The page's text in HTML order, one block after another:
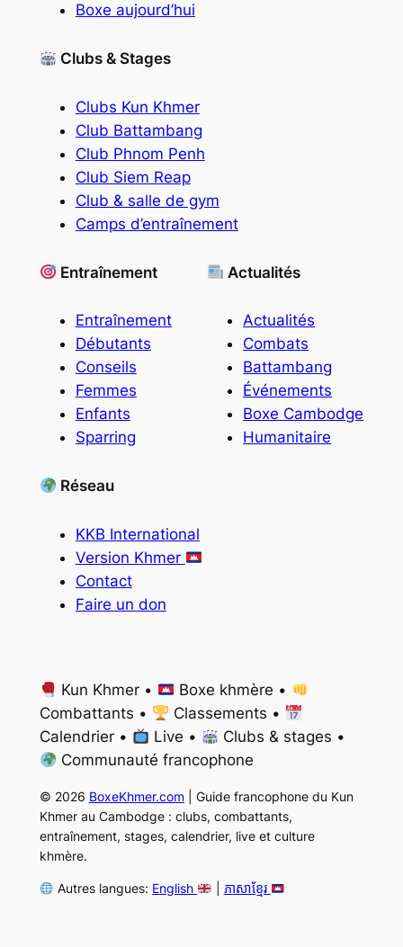
Boxe aujourd’hui
Clubs & Stages
Clubs Kun Khmer
Club Battambang
Club Phnom Penh
Club Siem Reap
Club & salle de gym
Camps d’entraînement
Entraînement
Entraînement
Débutants
Conseils
Femmes
Enfants
Sparring
Actualités
Actualités
Combats
Battambang
Événements
Boxe Cambodge
Humanitaire
Réseau
KKB International
Version Khmer
Contact
Faire un don
Kun Khmer •
Boxe khmère •
Combattants •
Classements •
Calendrier •
Live •
Clubs & stages •
Communauté francophone
© 2026 BoxeKhmer.com| Guide francophone du Kun
Khmer au Cambodge : clubs, combattants,
entraînement, stages, calendrier, live et culture
khmère.
Autres langues: English ភាសាខ្មែរ